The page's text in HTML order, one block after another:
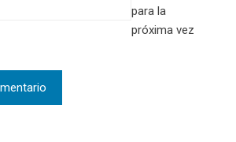
para la
próxima vez